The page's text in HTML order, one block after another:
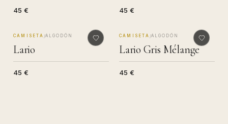
45 € 45 €
MADE IN COMO
CAMISETA /ALGODÓN
Lario
45 €
MADE IN COMO
CAMISETA /ALGODÓN
Lario Gris Mélange
45 €